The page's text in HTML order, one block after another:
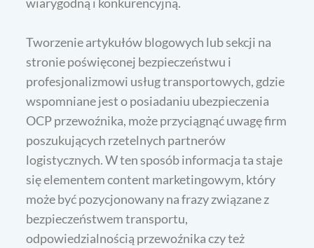
Tworzenie artykułów blogowych lub sekcji na
stronie poświęconej bezpieczeństwu i
profesjonalizmowi usług transportowych, gdzie
wspomniane jest o posiadaniu ubezpieczenia
OCP przewoźnika, może przyciągnąć uwagę firm
poszukujących rzetelnych partnerów
logistycznych. W ten sposób informacja ta staje
się elementem content marketingowym, który
może być pozycjonowany na frazy związane z
bezpieczeństwem transportu,
odpowiedzialnością przewoźnika czy też